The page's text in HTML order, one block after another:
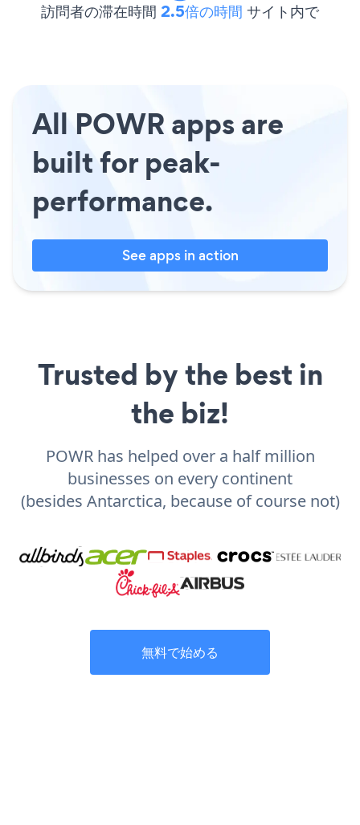
訪問者の滞在時間 2.5倍の時間 サイト内で
All POWR apps are
built for peak-
performance.
See apps in action
Trusted by the best in
the biz!
POWR has helped over a half million
businesses on every continent
(besides Antarctica, because of course not)
無料で始める